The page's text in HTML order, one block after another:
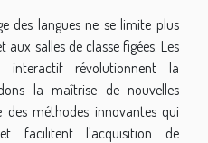
des langues ne se limite plus
salles de classe figées. Les
interactif révolutionnent la
la maîtrise de nouvelles
des méthodes innovantes qui
facilitent l'acquisition de